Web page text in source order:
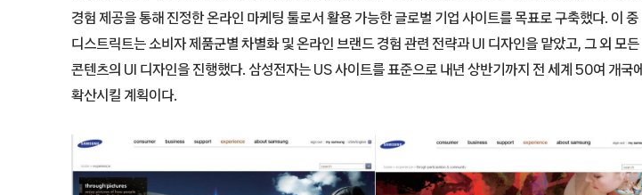
경험 제공을 통해 진정한 온라인 마케팅 툴로서 활용 가능한 글로벌 기업 사이트를 목표로 구축했다. 이 중
디스트릭트는 소비자 제품군별 차별화 및 온라인 브랜드 경험 관련 전략과 UI 디자인을 맡았고, 그 외 모든
콘텐츠의 UI 디자인을 진행했다. 삼성전자는 US 사이트를 표준으로 내년 상반기까지 전 세계 50여 개국에
확산시킬 계획이다.